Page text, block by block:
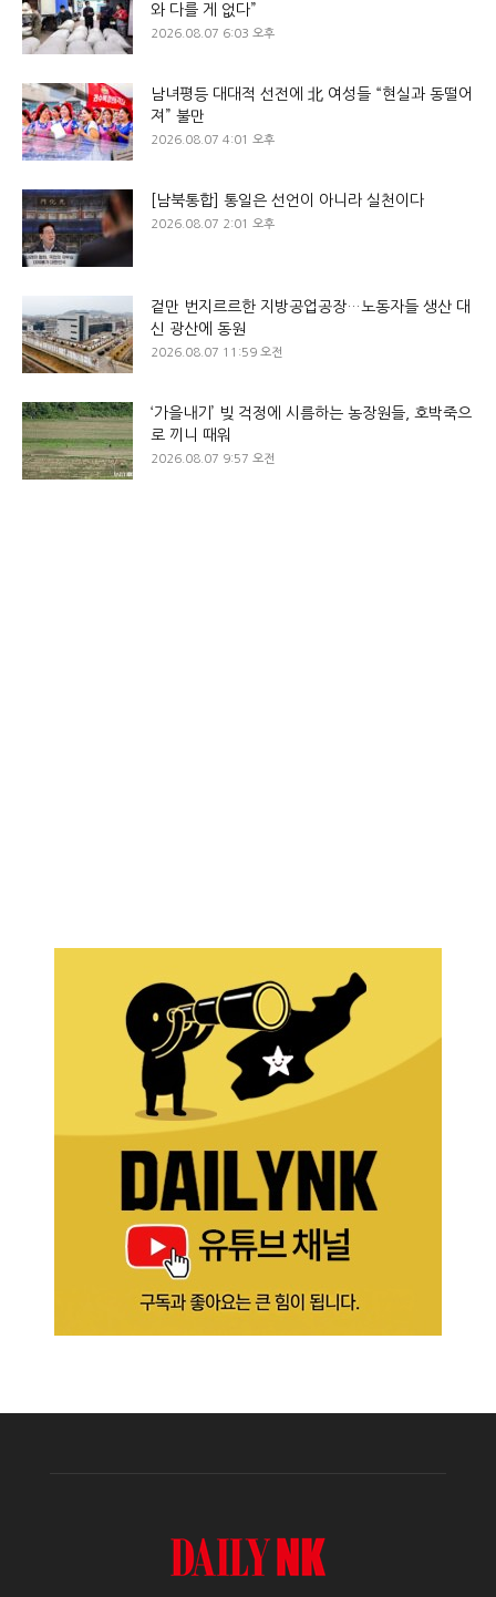
와 다를 게 없다”
2026.08.07 6:03 오후
남녀평등 대대적 선전에 北 여성들 “현실과 동떨어
져” 불만
2026.08.07 4:01 오후
[남북통합] 통일은 선언이 아니라 실천이다
2026.08.07 2:01 오후
겉만 번지르르한 지방공업공장…노동자들 생산 대
신 광산에 동원
2026.08.07 11:59 오전
‘가을내기’ 빚 걱정에 시름하는 농장원들, 호박죽으
로 끼니 때워
2026.08.07 9:57 오전